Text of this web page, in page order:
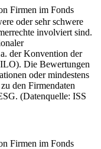
Firmen im Fonds
oder sehr schwere
involviert sind.
der Konvention der
Die Bewertungen
oder mindestens
den Firmendaten
(Datenquelle: ISS
Firmen im Fonds